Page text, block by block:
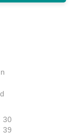
30
39